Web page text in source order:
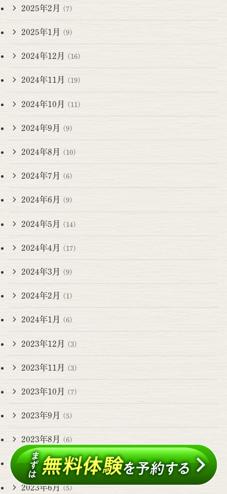
2025年2月 (7)
2025年1月 (9)
2024年12月 (16)
2024年11月 (19)
2024年10月 (11)
2024年9月 (9)
2024年8月 (10)
2024年7月 (6)
2024年6月 (9)
2024年5月 (14)
2024年4月 (17)
2024年3月 (9)
2024年2月 (1)
2024年1月 (6)
2023年12月 (3)
2023年11月 (3)
2023年10月 (7)
2023年9月 (5)
2023年8月 (6)
2023年7月(6)
2023年6月 (5)